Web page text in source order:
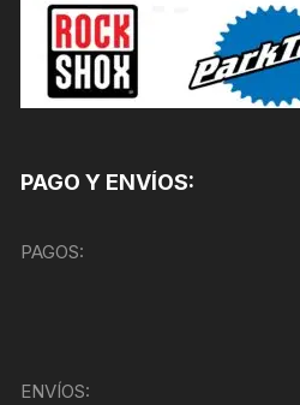
PAGO Y ENVÍOS:
PAGOS:
ENVÍOS: